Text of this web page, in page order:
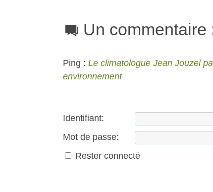
Un commentaire
Ping : Le climatologue Jean Jouzel
environnement
Identifiant:
Mot de passe:
Rester connecté